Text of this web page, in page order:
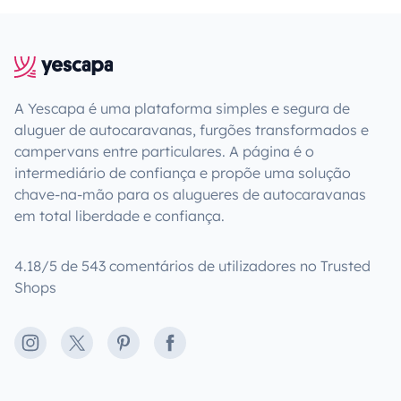
A Yescapa é uma plataforma simples e segura de
aluguer de autocaravanas, furgões transformados e
campervans entre particulares. A página é o
intermediário de confiança e propõe uma solução
chave-na-mão para os alugueres de autocaravanas
em total liberdade e confiança.
4.18/5 de 543 comentários de utilizadores no Trusted
Shops
Instagram
X PinterestFacebook